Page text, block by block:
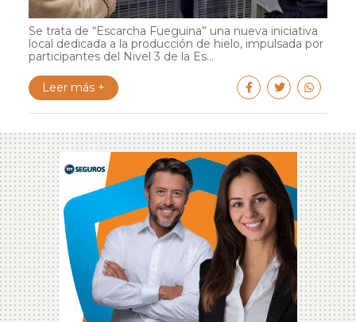
Se trata de “Escarcha Fueguina” una nueva iniciativa
local dedicada a la producción de hielo, impulsada por
participantes del Nivel 3 de la Es...
Leer más +